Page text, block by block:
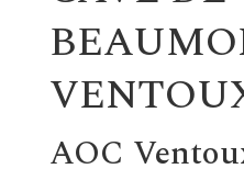
AOC